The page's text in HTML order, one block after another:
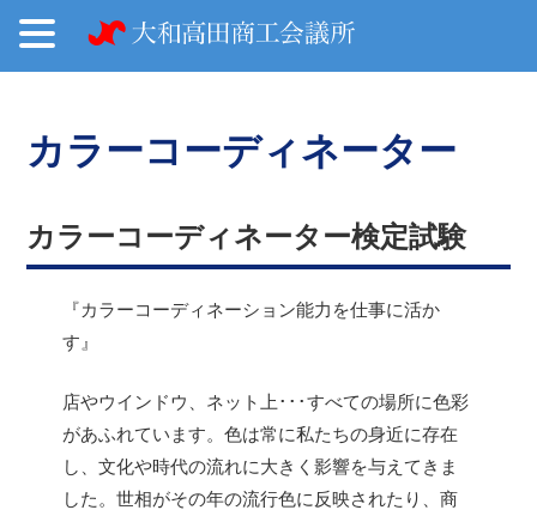
カラーコーディネーター
カラーコーディネーター検定試験
『カラーコーディネーション能力を仕事に活か
す』
店やウインドウ、ネット上･･･すべての場所に色彩
があふれています。色は常に私たちの身近に存在
し、文化や時代の流れに大きく影響を与えてきま
した。世相がその年の流行色に反映されたり、商